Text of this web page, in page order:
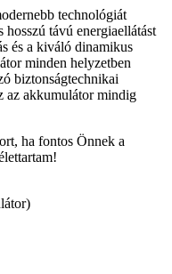
technológiát
távú energiaellátást
és a kiváló dinamikus
minden helyzetben
biztonságtechnikai
az akkumulátor mindig
ha fontos Önnek a